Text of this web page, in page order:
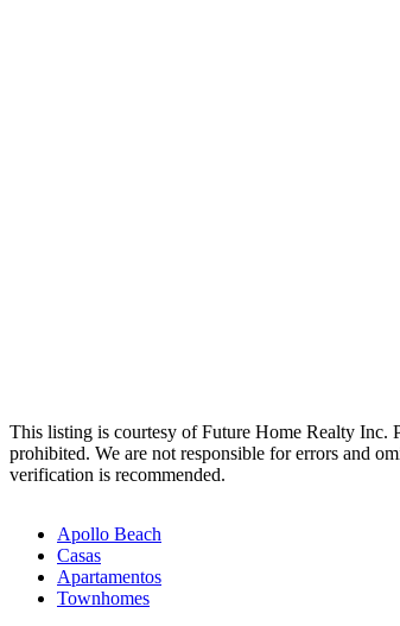
This listing is courtesy of Future Home Realty Inc.
prohibited. We are not responsible for errors and
verification is recommended.
Apollo Beach
Casas
Apartamentos
Townhomes